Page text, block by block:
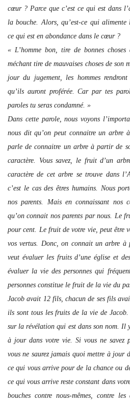
cœur ? Parce que c’est ce qui est dans
la bouche. Alors, qu’est-ce qui
ce qui est en abondance dans le cœur ?
« L’homme bon, tire de bonnes
méchant tire de mauvaises choses de son
jour du jugement, les hommes
qu’ils auront proférée. Car par tes
paroles tu seras condamné. »
Dans cette parole, nous voyons
nous dit qu’on peut connaitre un
parle de connaitre un arbre à partir de
caractère. Vous savez, le fruit d’un
caractère de cet arbre se trouve dans
c’est le cas des êtres humains. Nous
nos parents. Mais en connaissant nos
qu’on connait nos parents par nous. Le
pour cent. Le fruit de votre vie, peut être
vos vertus. Donc, on connait un arbre
veut évaluer les fruits d’une église et
évaluer la vie des personnes qui
personnes constitue le fruit de la vie du
Jacob avait 12 fils, chacun de ses fils
ils sont tous les fruits de la vie de
sur la révélation qui est dans son nom. Il
à jour dans votre vie. Si vous ne savez
vous ne saurez jamais quoi mettre à jour
ce qui vous arrive pour de la chance ou
ce qui vous arrive reste constant dans
bouches contre nous-mêmes, contre